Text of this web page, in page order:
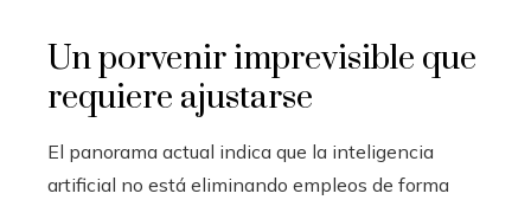
Un porvenir imprevisible que
requiere ajustarse
El panorama actual indica que la inteligencia
artificial no está eliminando empleos de forma